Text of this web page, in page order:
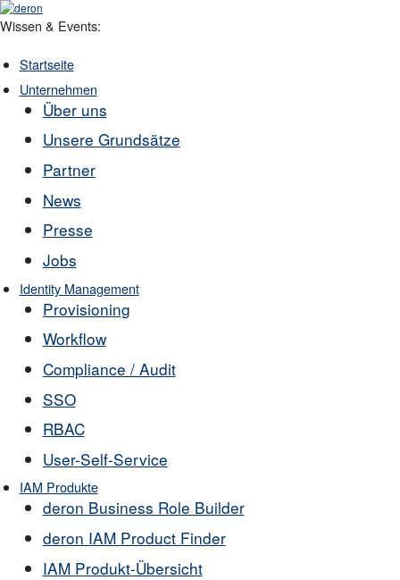
Wissen & Events:
Startseite
Unternehmen
Über uns
Unsere Grundsätze
Partner
News
Presse
Jobs
Identity Management
Provisioning
Workflow
Compliance / Audit
SSO
RBAC
User-Self-Service
IAM Produkte
deron Business Role Builder
deron IAM Product Finder
IAM Produkt-Übersicht